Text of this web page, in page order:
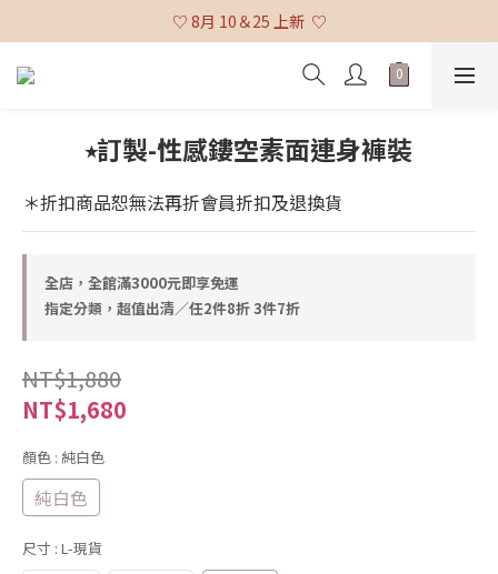
♡ 全館消費滿 $3,000 免運 (不含貨到付款及海外配送) ♡
♡ 8月 10＆25 上新  ♡
♡ 全館消費滿 $3,000 免運 (不含貨到付款及海外配送) ♡
⭒訂製-性感鏤空素面連身褲裝
＊折扣商品恕無法再折會員折扣及退換貨
全店，全館滿3000元即享免運
指定分類，超值出清／任2件8折 3件7折
NT$1,880
NT$1,680
顏色 : 純白色
純白色
尺寸 : L-現貨